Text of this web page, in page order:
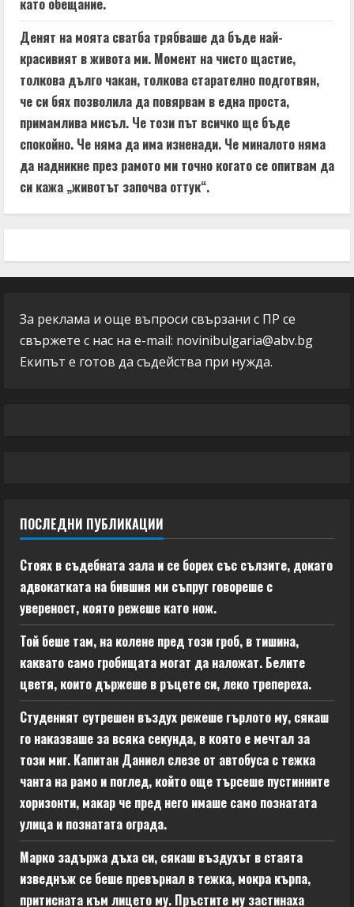
като обещание.
Денят на моята сватба трябваше да бъде най-
красивият в живота ми. Момент на чисто щастие,
толкова дълго чакан, толкова старателно подготвян,
че си бях позволила да повярвам в една проста,
примамлива мисъл. Че този път всичко ще бъде
спокойно. Че няма да има изненади. Че миналото няма
да надникне през рамото ми точно когато се опитвам да
си кажа „животът започва оттук“.
За реклама и още въпроси свързани с ПР се
свържете с нас на e-mail: novinibulgaria@abv.bg
Екипът е готов да съдейства при нужда.
ПОСЛЕДНИ ПУБЛИКАЦИИ
Стоях в съдебната зала и се борех със сълзите, докато
адвокатката на бившия ми съпруг говореше с
увереност, която режеше като нож.
Той беше там, на колене пред този гроб, в тишина,
каквато само гробищата могат да наложат. Белите
цветя, които държеше в ръцете си, леко трепереха.
Студеният сутрешен въздух режеше гърлото му, сякаш
го наказваше за всяка секунда, в която е мечтал за
този миг. Капитан Даниел слезе от автобуса с тежка
чанта на рамо и поглед, който още търсеше пустинните
хоризонти, макар че пред него имаше само познатата
улица и познатата ограда.
Марко задържа дъха си, сякаш въздухът в стаята
изведнъж се беше превърнал в тежка, мокра кърпа,
притисната към лицето му. Пръстите му застинаха